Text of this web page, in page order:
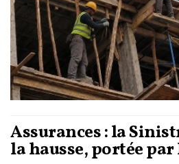
Assurances : la
la hausse, portée